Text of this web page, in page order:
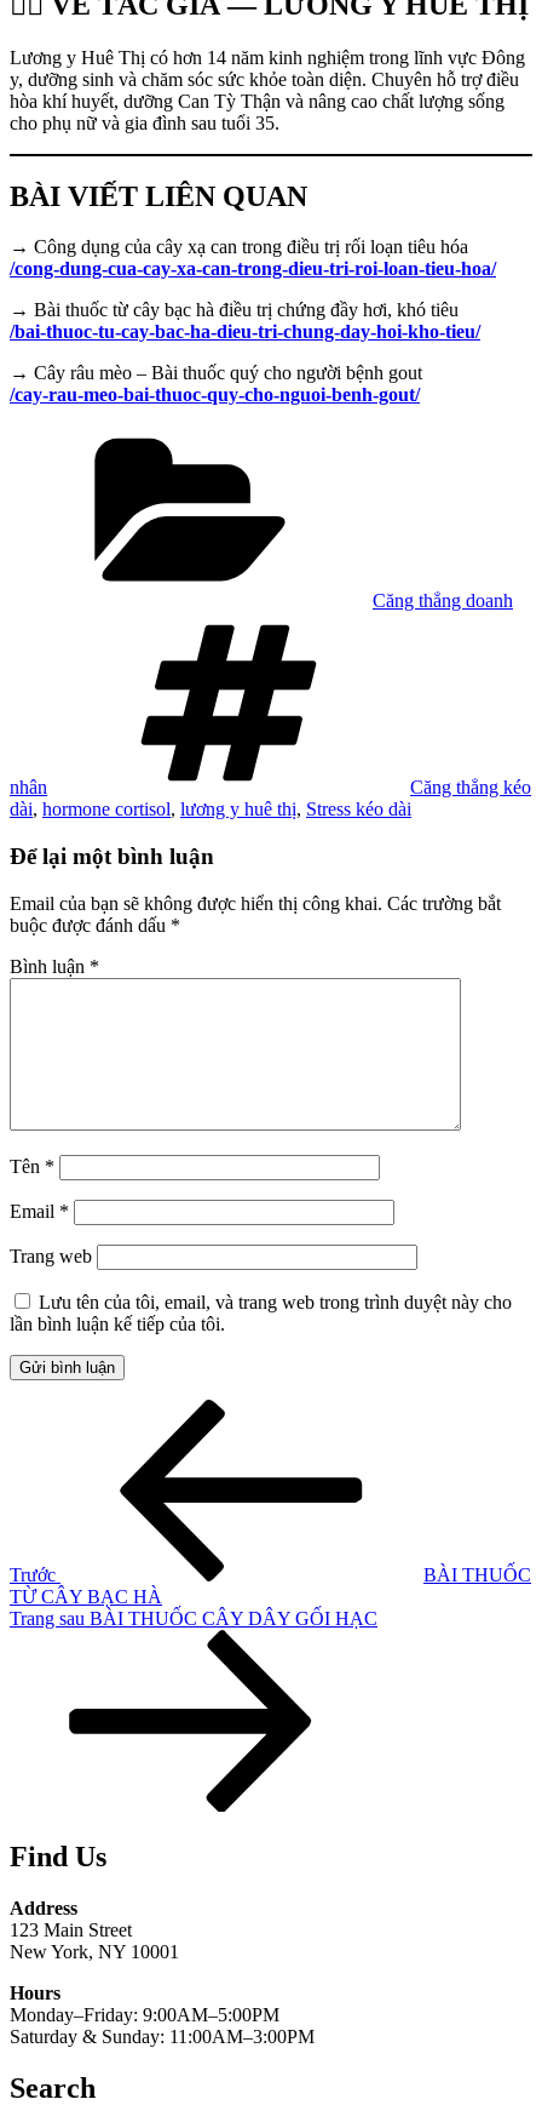
Lương y Huê Thị có hơn 14 năm kinh nghiệm trong lĩnh vực Đông
y, dưỡng sinh và chăm sóc sức khỏe toàn diện. Chuyên hỗ trợ điều
hòa khí huyết, dưỡng Can Tỳ Thận và nâng cao chất lượng sống
cho phụ nữ và gia đình sau tuổi 35.
BÀI VIẾT LIÊN QUAN
→ Công dụng của cây xạ can trong điều trị rối loạn tiêu hóa
/cong-dung-cua-cay-xa-can-trong-dieu-tri-roi-loan-tieu-hoa/
→ Bài thuốc từ cây bạc hà điều trị chứng đầy hơi, khó tiêu
/bai-thuoc-tu-cay-bac-ha-dieu-tri-chung-day-hoi-kho-tieu/
→ Cây râu mèo – Bài thuốc quý cho người bệnh gout
/cay-rau-meo-bai-thuoc-quy-cho-nguoi-benh-gout/
Căng thẳng doanh
nhân
Căng thẳng kéo
dài, hormone cortisol, lương y huê thị, Stress kéo dài
Để lại một bình luận
Email của bạn sẽ không được hiển thị công khai. Các trường bắt
buộc được đánh dấu *
Bình luận *
Tên *
Email *
Trang web
Lưu tên của tôi, email, và trang web trong trình duyệt này cho
lần bình luận kế tiếp của tôi.
Trước
BÀI THUỐC
TỪ CÂY BẠC HÀ
Bài
Trang sau BÀI THUỐC CÂY DÂY GỐI HẠC
Find Us
Address
123 Main Street
New York, NY 10001
Hours
Monday–Friday: 9:00AM–5:00PM
Saturday & Sunday: 11:00AM–3:00PM
Search